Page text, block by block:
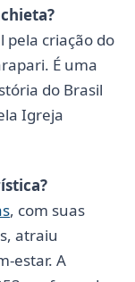
pela criação do
É uma
do Brasil
Igreja
, com suas
atraiu
estar. A